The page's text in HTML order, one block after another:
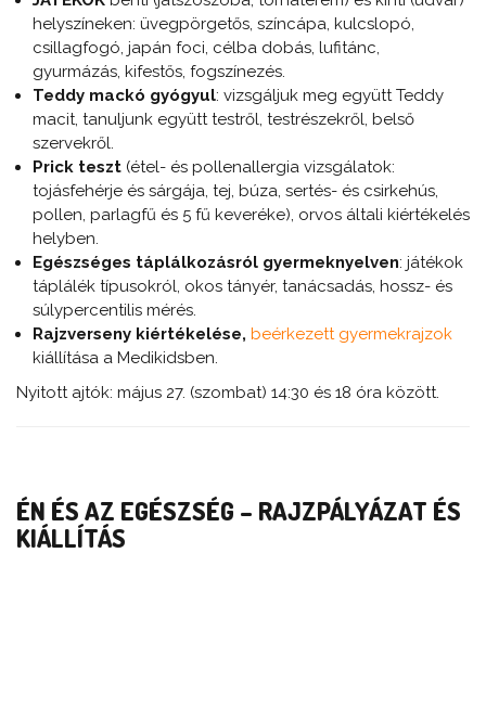
helyszíneken: üvegpörgetős, színcápa, kulcslopó,
csillagfogó, japán foci, célba dobás, lufitánc,
gyurmázás, kifestős, fogszínezés.
Teddy mackó gyógyul: vizsgáljuk meg együtt Teddy
macit, tanuljunk együtt testről, testrészekről, belső
szervekről.
Prick teszt (étel- és pollenallergia vizsgálatok:
tojásfehérje és sárgája, tej, búza, sertés- és csirkehús,
pollen, parlagfű és 5 fű keveréke), orvos általi kiértékelés
helyben.
Egészséges táplálkozásról gyermeknyelven: játékok
táplálék típusokról, okos tányér, tanácsadás, hossz- és
súlypercentilis mérés.
Rajzverseny kiértékelése, beérkezett gyermekrajzok
kiállítása a Medikidsben.
Nyitott ajtók: május 27. (szombat) 14:30 és 18 óra között.
ÉN ÉS AZ EGÉSZSÉG – RAJZPÁLYÁZAT ÉS
KIÁLLÍTÁS